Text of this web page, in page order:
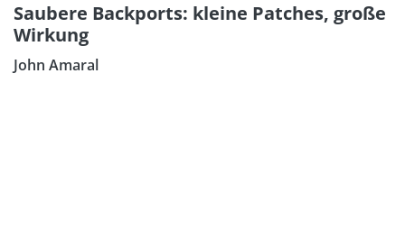
Saubere Backports: kleine Patches, große
Wirkung
John Amaral